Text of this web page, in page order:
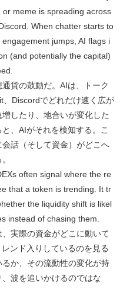
meme is spreading across
When chatter starts to
jumps, AI flags i
(and potentially the capital)
貨の鼓動だ。AIは、トーク
、Discordでどれだけ速く広が
したり、地合いが変化した
、AIがそれを検知する。こ
話（そして資金）がどこへ
often signal where the re
that a token is trending. It tr
the liquidity shift is likel
instead of chasing them.
実際の資金がどこに動いて
ンド入りしているのを見る
か、その流動性の変化が持
波を追いかけるのではな